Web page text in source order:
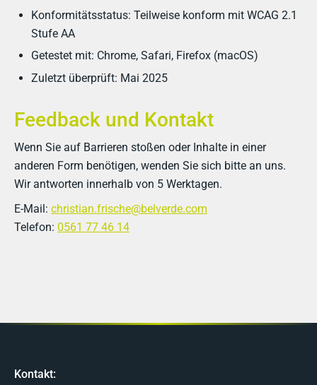
Konformitätsstatus: Teilweise konform mit WCAG 2.1
Stufe AA
Getestet mit: Chrome, Safari, Firefox (macOS)
Zuletzt überprüft: Mai 2025
Feedback und Kontakt
Wenn Sie auf Barrieren stoßen oder Inhalte in einer
anderen Form benötigen, wenden Sie sich bitte an uns.
Wir antworten innerhalb von 5 Werktagen.
E-Mail: christian.frische@belverde.com
Telefon: 0561 77 46 14
Kontakt: